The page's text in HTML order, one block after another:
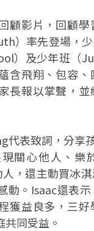
顧影片，回顧學
）率先登場，
）及少年班（
含飛翔、包容、
長報以掌聲，
代表致詞，分享
關心他人、樂
，還主動買冰淇
動。Isaac還表
獲益良多，三
同受益。